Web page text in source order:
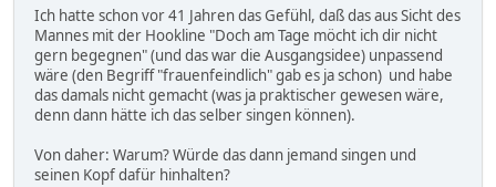
Ich hatte schon vor 41 Jahren das Gefühl, daß das aus Sicht des
Mannes mit der Hookline "Doch am Tage möcht ich dir nicht
gern begegnen" (und das war die Ausgangsidee) unpassend
wäre (den Begriff "frauenfeindlich" gab es ja schon) und habe
das damals nicht gemacht (was ja praktischer gewesen wäre,
denn dann hätte ich das selber singen können).
Von daher: Warum? Würde das dann jemand singen und
seinen Kopf dafür hinhalten?